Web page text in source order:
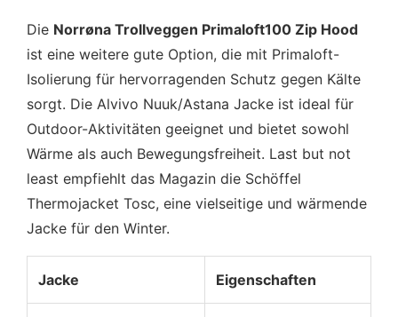
Die Norrøna Trollveggen Primaloft100 Zip Hood
ist eine weitere gute Option, die mit Primaloft-
Isolierung für hervorragenden Schutz gegen Kälte
sorgt. Die Alvivo Nuuk/Astana Jacke ist ideal für
Outdoor-Aktivitäten geeignet und bietet sowohl
Wärme als auch Bewegungsfreiheit. Last but not
least empfiehlt das Magazin die Schöffel
Thermojacket Tosc, eine vielseitige und wärmende
Jacke für den Winter.
Jacke Eigenschaften